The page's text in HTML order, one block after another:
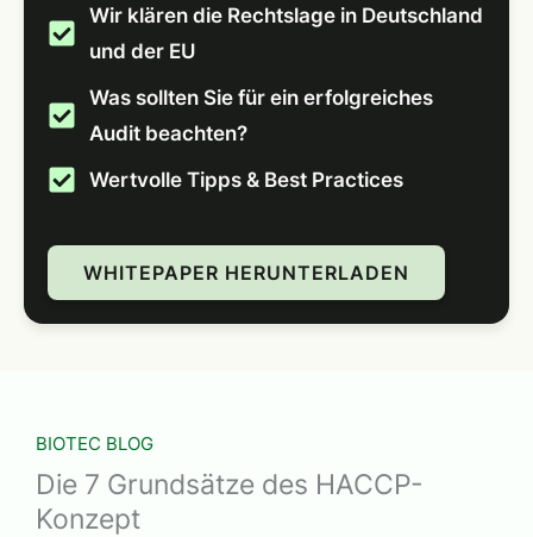
Wir klären die Rechtslage in Deutschland
und der EU
Was sollten Sie für ein erfolgreiches
Audit beachten?
Wertvolle Tipps & Best Practices
WHITEPAPER HERUNTERLADEN
BIOTEC BLOG
Die 7 Grundsätze des HACCP-
Konzept